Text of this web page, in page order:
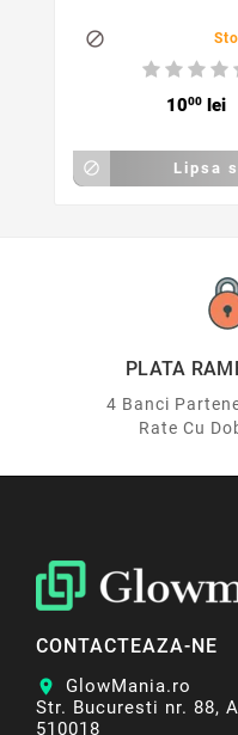

1000 lei
 Lipsa
PLATA
4 Banci
Rate Cu
CONTACTEAZA-NE
location_on
GlowMania.ro
Str. Bucuresti nr. 88,
510018